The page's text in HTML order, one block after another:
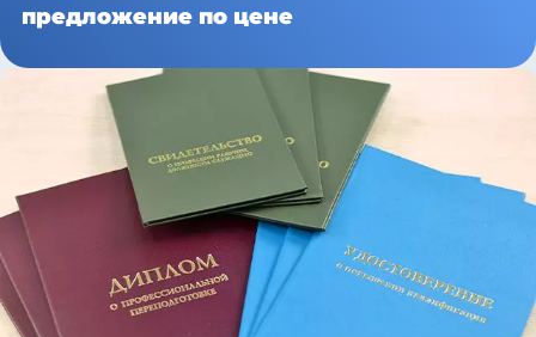
предложение по цене